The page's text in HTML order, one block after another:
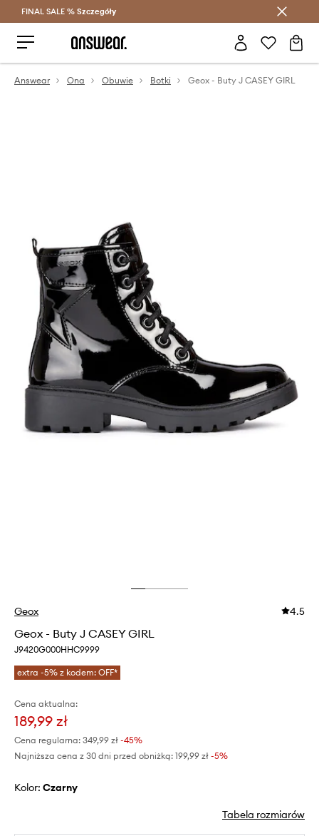
Oszczędzaj z Answear Club >
FINAL SALE % Szczegóły
Answear Ona Obuwie Botki Geox - Buty J CASEY GIRL
Geox 4.5
Geox - Buty J CASEY GIRL
J9420G000HHC9999
extra -5% z kodem: OFF*
Cena aktualna:
189,99 zł
Cena regularna: 349,99 zł -45%
Najniższa cena z 30 dni przed obniżką: 199,99 zł -5%
Kolor: czarny
Tabela rozmiarów